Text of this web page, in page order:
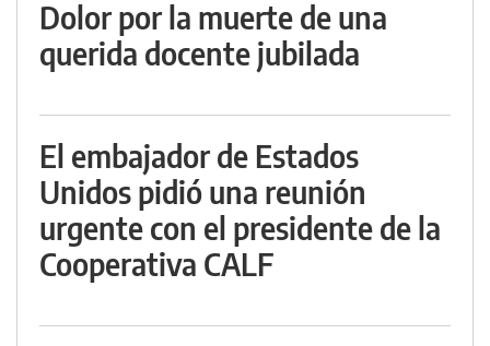
Dolor por la muerte de una
querida docente jubilada
El embajador de Estados
Unidos pidió una reunión
urgente con el presidente de la
Cooperativa CALF